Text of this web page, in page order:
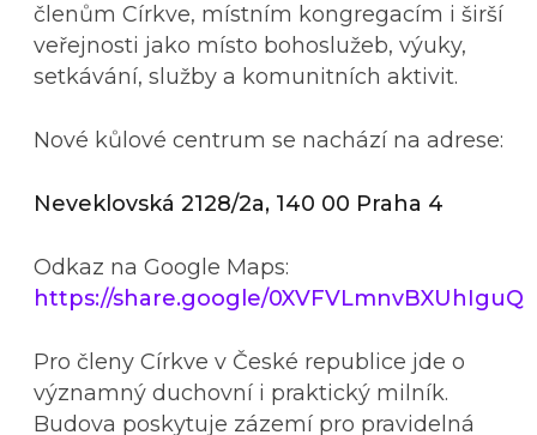
členům Církve, místním kongregacím i širší
veřejnosti jako místo bohoslužeb, výuky,
setkávání, služby a komunitních aktivit.
Nové kůlové centrum se nachází na adrese:
Neveklovská 2128/2a, 140 00 Praha 4
Odkaz na Google Maps:
https://share.google/0XVFVLmnvBXUhIguQ
Pro členy Církve v České republice jde o
významný duchovní i praktický milník.
Budova poskytuje zázemí pro pravidelná